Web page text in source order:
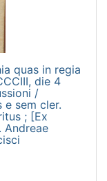
quas in regia
die 4
/
e sem cler.
; [Ex
Andreae